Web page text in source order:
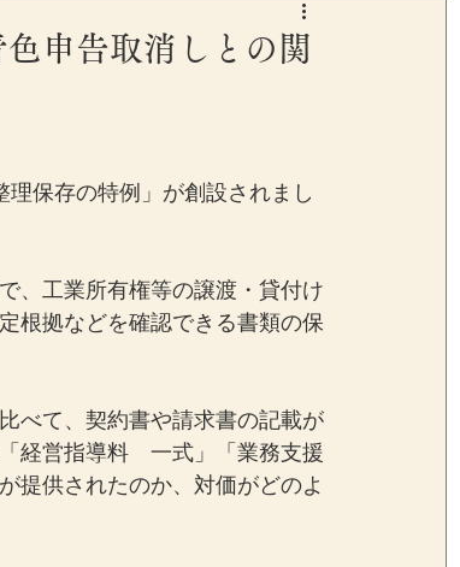
申告取消しとの関
保存の特例」が創設されまし
、工業所有権等の譲渡・貸付け
根拠などを確認できる書類の保
べて、契約書や請求書の記載が
経営指導料　一式」「業務支援
提供されたのか、対価がどのよ